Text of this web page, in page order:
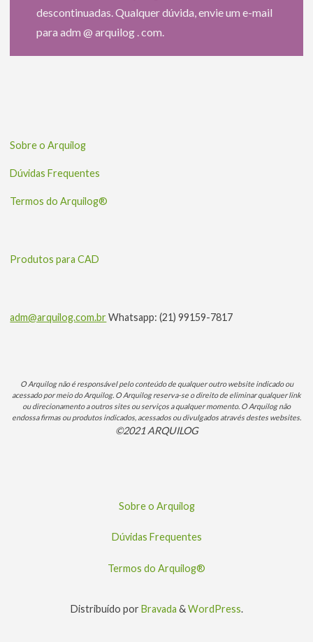
descontinuadas. Qualquer dúvida, envie um e-mail
para adm @ arquilog . com.
Sobre o Arquilog
Dúvidas Frequentes
Termos do Arquilog®
Produtos para CAD
adm@arquilog.com.brWhatsapp: (21) 99159-7817
O Arquilog não é responsável pelo conteúdo de qualquer outro website indicado ou
acessado por meio do Arquilog. O Arquilog reserva-se o direito de eliminar qualquer link
ou direcionamento a outros sites ou serviços a qualquer momento. O Arquilog não
endossa firmas ou produtos indicados, acessados ou divulgados através destes websites.
©2021 ARQUILOG
Sobre o Arquilog
Dúvidas Frequentes
Termos do Arquilog®
Distribuído por Bravada &WordPress.